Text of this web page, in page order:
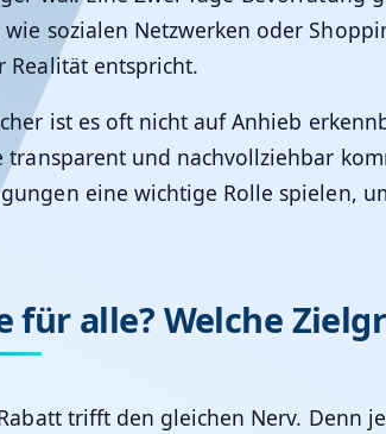
sozialen Netzwerken oder
Realität entspricht.
ist es oft nicht auf Anhieb
transparent und nachvollziehbar
eine wichtige Rolle spielen,
für alle? Welche
trifft den gleichen Nerv. Denn